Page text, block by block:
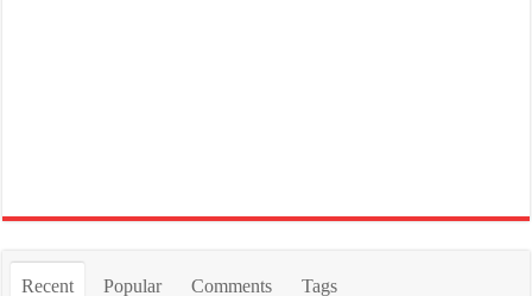
Recent Popular Comments Tags